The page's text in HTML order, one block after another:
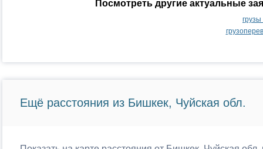
Посмотреть другие актуальные
Ещё расстояния из Бишкек, Чуйская обл.